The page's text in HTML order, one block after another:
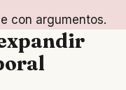
con argumentos.